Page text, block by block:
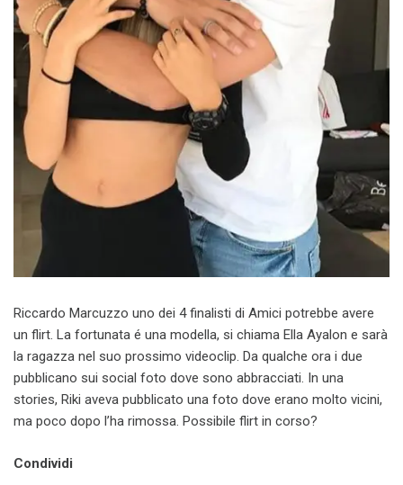
Riccardo Marcuzzo uno dei 4 finalisti di Amici potrebbe avere
un flirt. La fortunata é una modella, si chiama Ella Ayalon e sarà
la ragazza nel suo prossimo videoclip. Da qualche ora i due
pubblicano sui social foto dove sono abbracciati. In una
stories, Riki aveva pubblicato una foto dove erano molto vicini,
ma poco dopo l’ha rimossa. Possibile flirt in corso?
Condividi